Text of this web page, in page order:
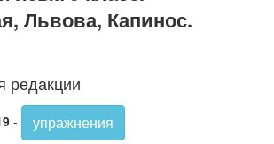
Львова, Капинос.
редакции
- упражнения